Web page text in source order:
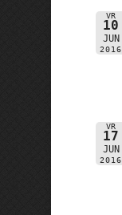
VR
10
JUN
2016
VR
17
JUN
2016